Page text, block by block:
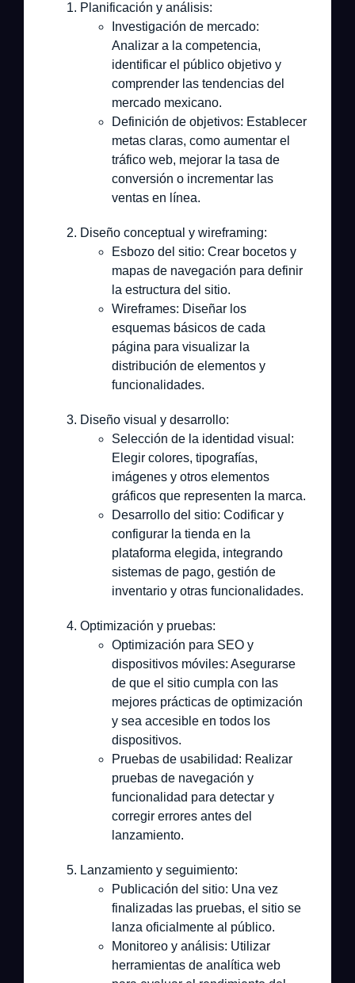
Planificación y análisis:
Investigación de mercado:
Analizar a la competencia,
identificar el público objetivo y
comprender las tendencias del
mercado mexicano.
Definición de objetivos: Establecer
metas claras, como aumentar el
tráfico web, mejorar la tasa de
conversión o incrementar las
ventas en línea.
Diseño conceptual y wireframing:
Esbozo del sitio: Crear bocetos y
mapas de navegación para definir
la estructura del sitio.
Wireframes: Diseñar los
esquemas básicos de cada
página para visualizar la
distribución de elementos y
funcionalidades.
Diseño visual y desarrollo:
Selección de la identidad visual:
Elegir colores, tipografías,
imágenes y otros elementos
gráficos que representen la marca.
Desarrollo del sitio: Codificar y
configurar la tienda en la
plataforma elegida, integrando
sistemas de pago, gestión de
inventario y otras funcionalidades.
Optimización y pruebas:
Optimización para SEO y
dispositivos móviles: Asegurarse
de que el sitio cumpla con las
mejores prácticas de optimización
y sea accesible en todos los
dispositivos.
Pruebas de usabilidad: Realizar
pruebas de navegación y
funcionalidad para detectar y
corregir errores antes del
lanzamiento.
Lanzamiento y seguimiento:
Publicación del sitio: Una vez
finalizadas las pruebas, el sitio se
lanza oficialmente al público.
Monitoreo y análisis: Utilizar
herramientas de analítica web